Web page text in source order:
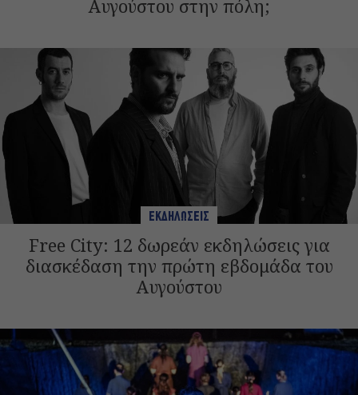
Αυγούστου στην πόλη;
ΕΚΔΗΛΩΣΕΙΣ
Free City: 12 δωρεάν εκδηλώσεις για
διασκέδαση την πρώτη εβδομάδα του
Αυγούστου